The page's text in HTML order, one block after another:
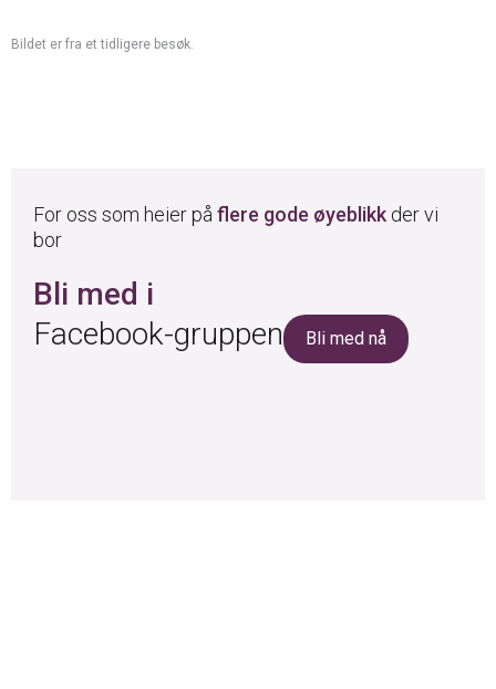
Bildet er fra et tidligere besøk.
For oss som heier på flere gode øyeblikk der vi
bor
Bli med i
Facebook-gruppen
Bli med nå